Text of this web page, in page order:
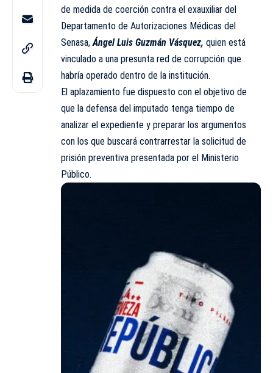
de medida de coerción contra el exauxiliar del
Departamento de Autorizaciones Médicas del
Senasa,Ángel Luis Guzmán Vásquez, quien está
vinculado a una presunta red de corrupción que
habría operado dentro de la institución.
El aplazamiento fue dispuesto con el objetivo de
que la defensa del imputado tenga tiempo de
analizar el expediente y preparar los argumentos
con los que buscará contrarrestar la solicitud de
prisión preventiva presentada por el Ministerio
Público.